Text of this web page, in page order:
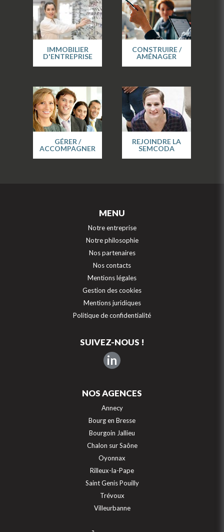
IMMOBILIER
D'ENTREPRISE
CONSTRUIRE /
AMÉNAGER
GÉRER /
ACCOMPAGNER
REJOINDRE LA
SEMCODA
MENU
Notre entreprise
Notre philosophie
Nos partenaires
Nos contacts
Mentions légales
Gestion des cookies
Mentions juridiques
Politique de confidentialité
SUIVEZ-NOUS !
in
NOS AGENCES
Annecy
Bourg en Bresse
Bourgoin Jallieu
Chalon sur Saône
Oyonnax
Rilleux-la-Pape
Saint Genis Pouilly
Trévoux
Villeurbanne